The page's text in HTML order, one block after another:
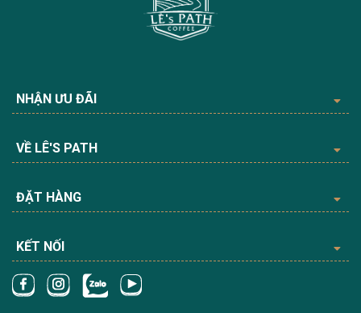
NHẬN ƯU ĐÃI
VỀ LÊ'S PATH
ĐẶT HÀNG
KẾT NỐI